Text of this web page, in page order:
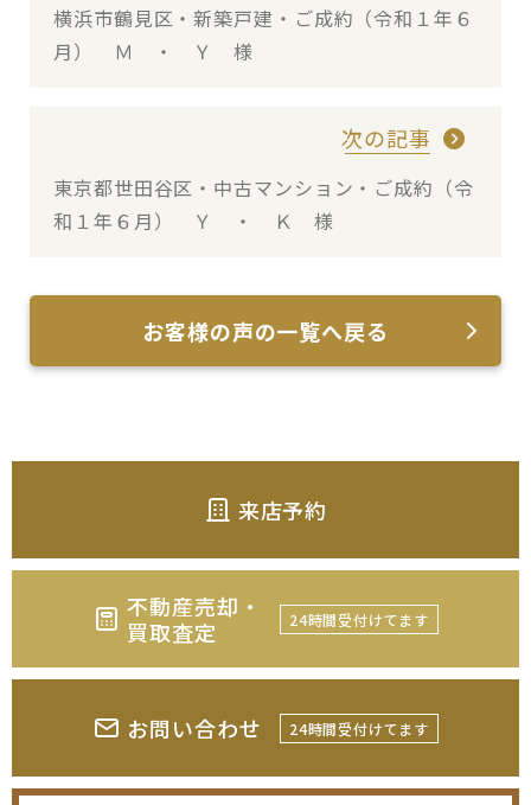
横浜市鶴見区・新築戸建・ご成約（令和１年６
月） Ｍ ・ Ｙ 様
次の記事
東京都世田谷区・中古マンション・ご成約（令
和１年６月） Ｙ ・ Ｋ 様
お客様の声の一覧へ戻る
来店予約
不動産売却・
買取査定
24時間受付けてます
お問い合わせ 24時間受付けてます